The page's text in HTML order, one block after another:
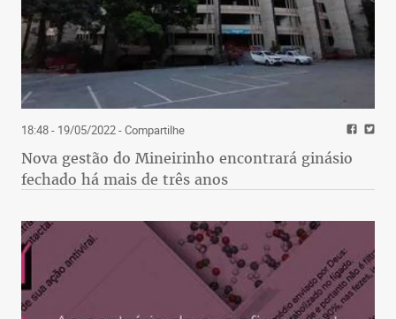
18:48 - 19/05/2022- Compartilhe
Nova gestão do Mineirinho encontrará ginásio
fechado há mais de três anos